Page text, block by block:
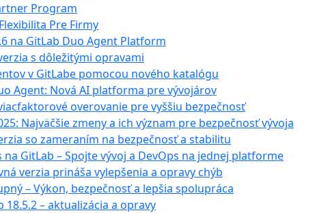
Program
Pre Firmy
na GitLab Duo Agent Platform
s dôležitými opravami
v GitLabe pomocou nového katalógu
Agent: Nová AI platforma pre vývojárov
overovanie pre vyššiu bezpečnosť
Najväčšie zmeny a ich význam pre bezpečnosť vývoja
so zameraním na bezpečnosť a stabilitu
GitLab – Spojte vývoj a DevOps na jednej platforme
verzia prináša vylepšenia a opravy chýb
– Výkon, bezpečnosť a lepšia spolupráca
18.5.2 – aktualizácia a opravy